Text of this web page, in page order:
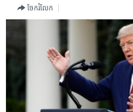
កម្ពុជាច្នៃប្រតិដ្ឋ
ទូរទស្សន៍ / វីដេអូ​
វិទ្យុ / ផតខាសថ៍
Khmer English
ចែករំលែក